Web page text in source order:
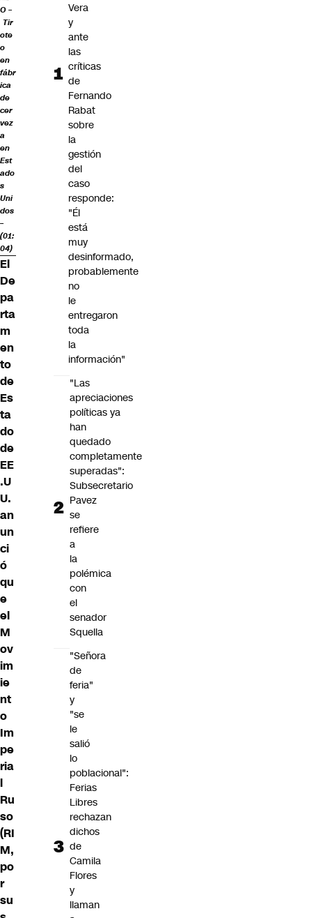
O –
Tir
ote
o
en
fábr
ica
de
cer
vez
a
en
Est
ado
s
Uni
dos
–
(01:
04)
El
De
pa
rta
m
en
to
de
Es
ta
do
de
EE
.U
U.
an
un
ci
ó
qu
e
el
M
ov
im
ie
nt
o
Im
pe
ria
l
Ru
so
(RI
M,
po
r
su
Vera
y
ante
las
críticas
de
Fernando
Rabat
sobre
la
gestión
del
caso
responde:
"Él
está
muy
desinformado,
probablemente
no
le
entregaron
toda
la
información"
"Las
apreciaciones
políticas ya
han
quedado
completamente
superadas":
Subsecretario
Pavez
se
refiere
a
la
polémica
con
el
senador
Squella
"Señora
de
feria"
y
"se
le
salió
lo
poblacional":
Ferias
Libres
rechazan
dichos
de
Camila
Flores
y
llaman